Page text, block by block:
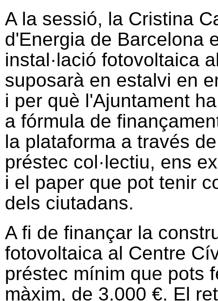
A la sessió, la Cristina
d'Energia de Barcelona
instal·lació fotovoltaica
suposarà en estalvi en
i per què l'Ajuntament
a fórmula de
la plataforma a través
préstec col·lectiu, ens
i el paper que pot tenir
dels ciutadans.
A fi de finançar la
fotovoltaica al Centre
préstec mínim que pots
màxim, de 3.000 €. El